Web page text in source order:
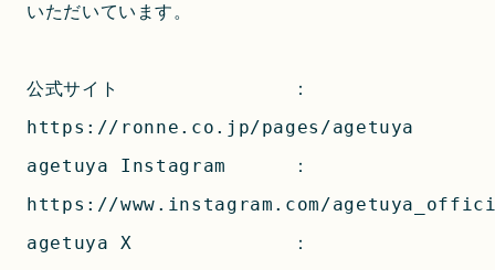
いただいています。
公式サイト		：
https://ronne.co.jp/pages/agetuya
agetuya Instagram	：
https://www.instagram.com/
agetuya X		：